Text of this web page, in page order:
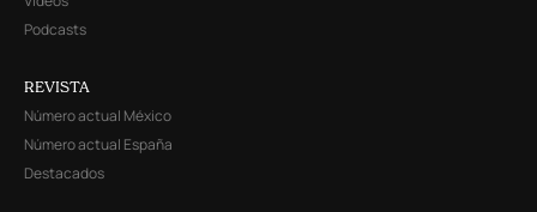
Podcasts
REVISTA
Número actual México
Número actual España
Destacados